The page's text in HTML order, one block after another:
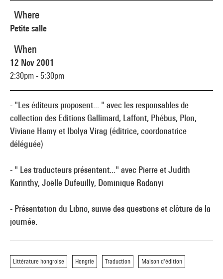
- "Les éditeurs proposent... " avec les responsables de
collection des Editions Gallimard, Laffont, Phébus, Plon,
Viviane Hamy et Ibolya Virag (éditrice, coordonatrice
déléguée)
- " Les traducteurs présentent..." avec Pierre et Judith
Karinthy, Joëlle Dufeuilly, Dominique Radanyi
- Présentation du Librio, suivie des questions et clôture de la
journée.
Littérature hongroise Hongrie Traduction Maison d'édition
Where
Petite salle
When
12 Nov 2001
2:30pm - 5:30pm